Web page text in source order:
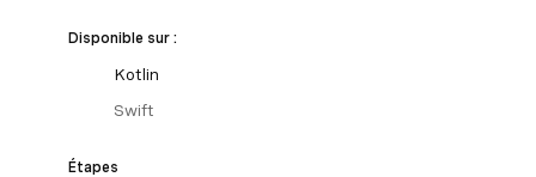
Disponible sur :
Kotlin
Swift
Étapes